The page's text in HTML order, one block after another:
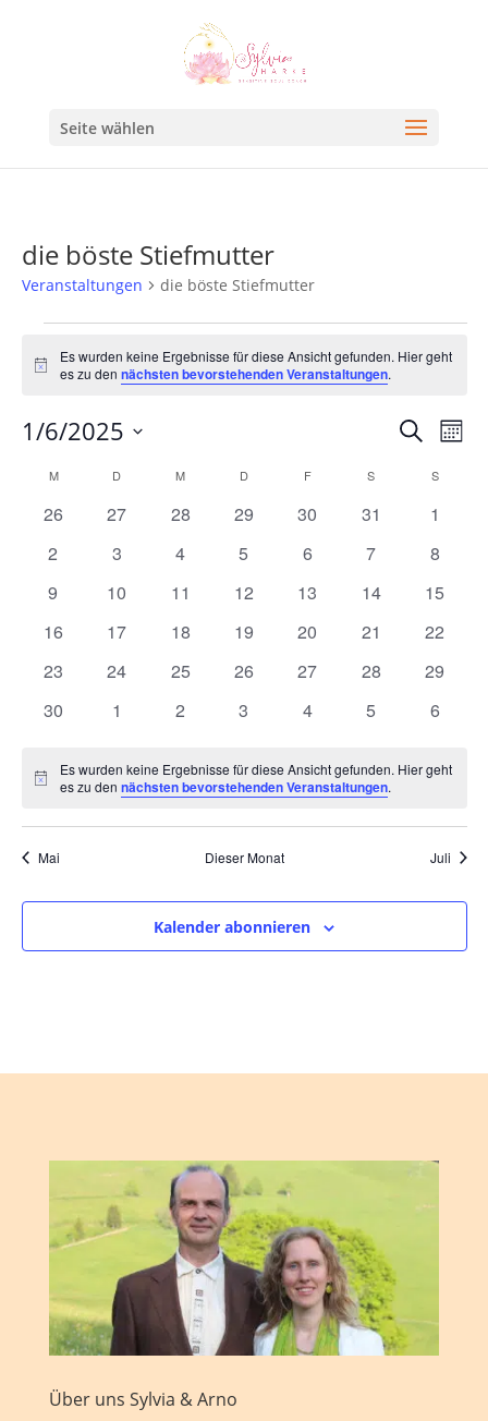
Seite wählen
die böste Stiefmutter
Veranstaltungen die böste Stiefmutter
Hinweis
Es wurden keine Ergebnisse für diese Ansicht gefunden. Hier geht
es zu dennächsten bevorstehenden Veranstaltungen.
Suche
und
Suche
1/6/2025
Kalender
von
Veranstaltungen
M D M D F S S
0
26
0
27
0
28
0
29
0
30
0
31
0
1
0
2
0
3
0
4
0
5
0
6
0
7
0
8
0
9
0
10
0
11
0
12
0
13
0
14
0
15
0
16
0
17
0
18
0
19
0
20
0
21
0
22
0
23
0
24
0
25
0
26
0
27
0
28
0
29
0
30
0
1
0
2
0
3
0
4
0
5
0
6
Hinweis
Es wurden keine Ergebnisse für diese Ansicht gefunden. Hier geht
es zu dennächsten bevorstehenden Veranstaltungen.
Mai Dieser Monat Juli
Kalender abonnieren
Über uns Sylvia & Arno